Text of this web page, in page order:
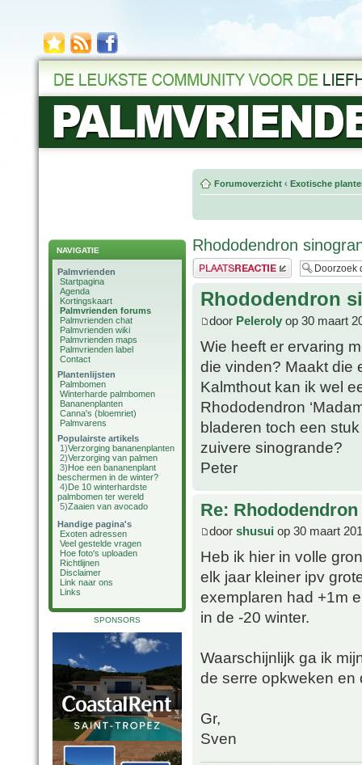
NAVIGATIE
Palmvrienden
Startpagina
Agenda
Kortingskaart
Palmvrienden forums
Palmvrienden chat
Palmvrienden wiki
Palmvrienden maps
Palmvrienden label
Contact
Plantenlijsten
Palmbomen
Winterharde palmbomen
Bananenplanten
Canna's (bloemriet)
Palmvarens
Populairste artikels
1)Verzorging bananenplanten
2)Verzorging van palmen
3)Hoe een bananenplant
beschermen in de winter?
4)De 10 winterhardste
palmbomen ter wereld
5)Zaaien van avocado
Handige pagina's
Exoten adressen
Veel gestelde vragen
Hoe foto's uploaden
Richtlijnen
Disclaimer
Link naar ons
Links
SPONSORS
Forumoverzicht ‹ Exotische
Rhododendron
Plaats een reactie
Rhododendron
door Peleroly op 30 maart
Wie heeft er ervaring
die vinden? Maakt die
Kalmthout kan ik wel
Rhododendron
bladeren toch een
zuivere sinogrande?
Peter
Re:
door shusui op 30 maart
Heb ik hier in volle
elk jaar kleiner ipv
exemplaren had +1m
in de -20 winter.
Waarschijnlijk ga ik
de serre opkweken en
Gr,
Sven